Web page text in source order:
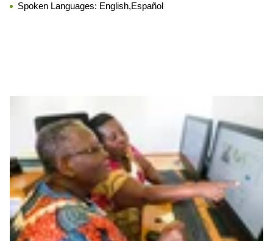
Spoken Languages: English,Español